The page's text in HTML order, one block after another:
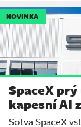
NOVINKA
SpaceX
kapesní AI
Sotva SpaceX